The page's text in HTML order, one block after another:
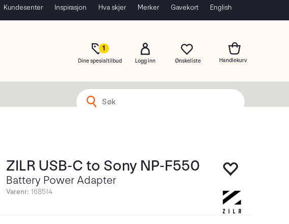
Kundesenter Inspirasjon Hva skjer Merker Gavekort English
1
Dine spesialtilbud Logg inn
ZILR USB-C to Sony NP-F550
Battery Power Adapter
Varenr: 168514